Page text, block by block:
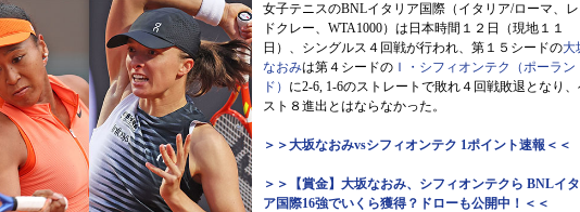
女子テニスのBNLイタリア国際（イタリア/ローマ、レ
ドクレー、WTA1000）は日本時間１２日（現地１１
日）、シングルス４回戦が行われ、第１５シードの大
なおみは第４シードの Ｉ・シフィオンテク（ポーラン
ド） に2-6, 1-6のストレートで敗れ４回戦敗退となり
スト８進出とはならなかった。
＞＞大坂なおみvsシフィオンテク 1ポイント速報＜＜
＞＞【賞金】大坂なおみ、シフィオンテクら BNLイ
ア国際16強でいくら獲得？ドローも公開中！＜＜